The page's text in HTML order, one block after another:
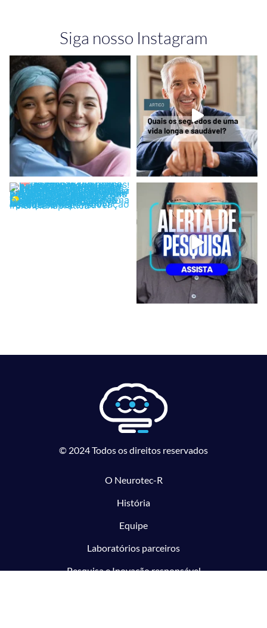
Siga nosso Instagram
© 2024 Todos os direitos reservados
O Neurotec-R
História
Equipe
Laboratórios parceiros
Pesquisa e Inovação responsável